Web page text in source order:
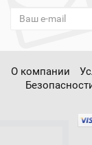
О компании